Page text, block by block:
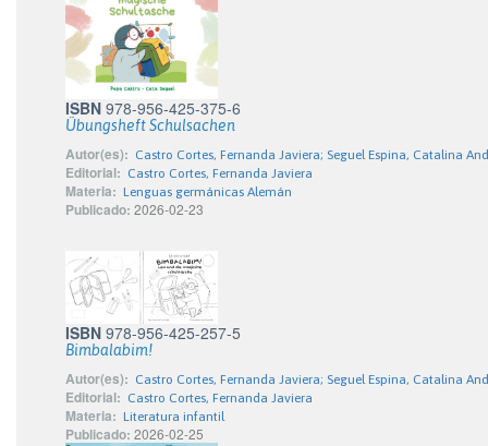
ISBN 978-956-425-375-6
Übungsheft Schulsachen
Autor(es): Castro Cortes, Fernanda Javiera; Seguel Espina, Catalina
Editorial: Castro Cortes, Fernanda Javiera
Materia: Lenguas germánicas Alemán
Publicado: 2026-02-23
ISBN 978-956-425-257-5
Bimbalabim!
Autor(es): Castro Cortes, Fernanda Javiera; Seguel Espina, Catalina
Editorial: Castro Cortes, Fernanda Javiera
Materia: Literatura infantil
Publicado: 2026-02-25